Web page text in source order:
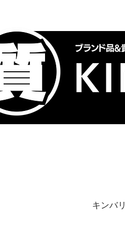
キンバ